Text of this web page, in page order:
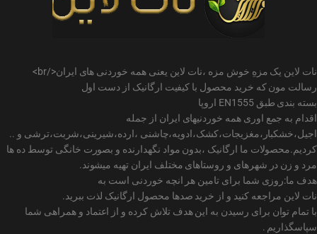
نات لاین یک مزهِ خوش مزه ،نات لاین یعنی همه خوردنی های ایران</br>
رسالت مون که خرید محصول با کیفیت ارگانیک از دست اول
بسته بندی طبق EN1555 اروپا
اقدام به جمع اوری همه خوردنیهای ایران از جمله
اجیل،خشکبار،مغزیجات،کشک،ادویه،چاشنی ،ارده،شیرینی،شربت،ترشی و ..
کردیم.محصولات ما ارگانیک ،بدون مواد نگهدارنده و بصورت خانگی توسط ده ها
مرد و زن در شهرهای و روستاهای مختلف ایران تهیه میشوند.
هدف ما:روزی شما برای تامین هر انچه خوردنی است به
نات لاین مراجعه کنید و از خرید صدها محصول ارگانیک لذت ببرید.
با تمام توان برای رسیدن به این هدف تلاش کرده و از اعتماد و همراهی شما
سپاسگذاریم .